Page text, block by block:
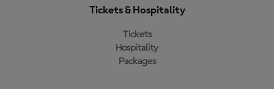
Tickets & Hospitality
Tickets
Hospitality
Packages